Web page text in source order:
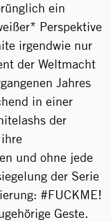
ein
Perspektive
irgendwie nur
der Weltmacht
Jahres
in einer
der
und ohne jede
der Serie
#FUCKME!
Geste.